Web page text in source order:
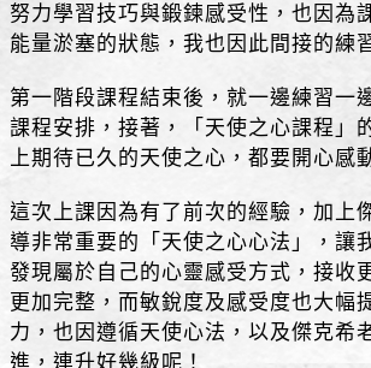
努力學習技巧與鍛鍊感受性，也因為
能量淤塞的狀態，我也因此間接的練
第一階段課程結束後，就一邊練習一
課程安排，接著，「天使之心課程」
上期待已久的天使之心，都要開心感
這次上課因為有了前次的經驗，加上
導非常重要的「天使之心心法」，讓
發現屬於自己的心靈感受方式，接收
更加完整，而敏銳度及感受度也大幅
力，也因遵循天使心法，以及傑克希
進，連升好幾級呢！